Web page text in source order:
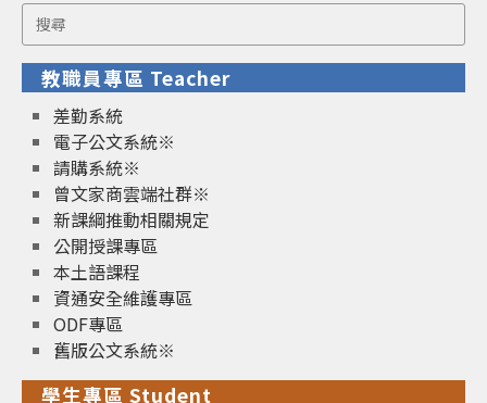
Search
for:
教職員專區 Teacher
差勤系統
電子公文系統※
請購系統※
曾文家商雲端社群※
新課綱推動相關規定
公開授課專區
本土語課程
資通安全維護專區
ODF專區
舊版公文系統※
學生專區 Student